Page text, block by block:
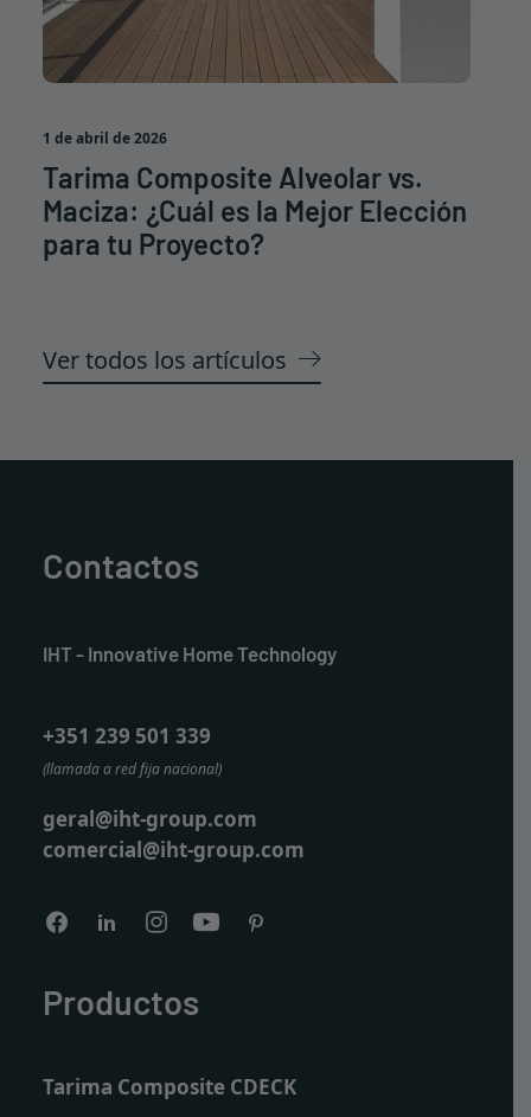
content/uploads/2026/04/resultado1-iberostar-
selection-lagos-algarve-uai-1350x675.jpg 1350w,
https://www.iht-group.com/wp-
srcset="data:image/
/>
1 de abril de 2026
Tarima Composite Alveolar vs.
Maciza: ¿Cuál es la Mejor Elección
para tu Proyecto?
Ver todos los artículos
Contactos
IHT - Innovative Home Technology
+351 239 501 339
(llamada a red fija nacional)
geral@iht-group.com
comercial@iht-group.com
Productos
Tarima Composite CDECK